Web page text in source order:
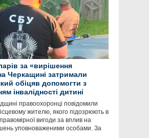
за «вирішення
Черкащині затримали
обіцяв допомогти з
інвалідності дитині
правоохоронці повідомили
жителю, якого підозрюють в
вигоди за вплив на
уповноваженими особами. За